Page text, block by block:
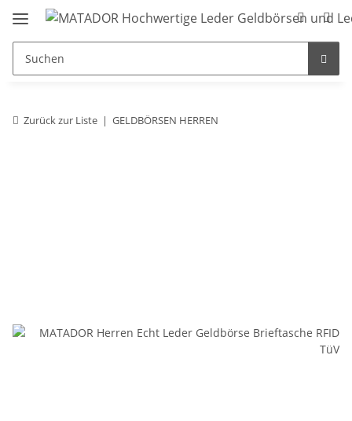
Zurück zur Liste GELDBÖRSEN HERREN